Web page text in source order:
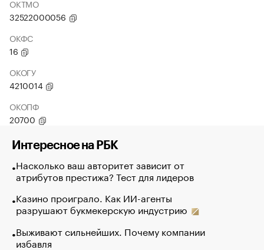
ОКТМО
32522000056
ОКФС
16
ОКОГУ
4210014
ОКОПФ
20700
Интересное на РБК
Насколько ваш авторитет зависит от
атрибутов престижа? Тест для лидеров
Казино проиграло. Как ИИ-агенты
разрушают букмекерскую индустрию
Выживают сильнейших. Почему компании
избавля